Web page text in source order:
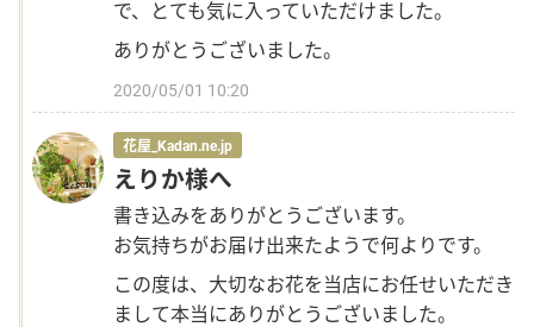
で、とても気に入っていただけました。
ありがとうございました。
2020/05/01 10:20
花屋_Kadan.ne.jp
えりか様へ
書き込みをありがとうございます。
お気持ちがお届け出来たようで何よりです。
この度は、大切なお花を当店にお任せいただき
まして本当にありがとうございました。